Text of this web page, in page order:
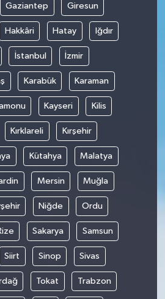
Gaziantep Giresun
Hakkâri Hatay Iğdır
İstanbul İzmir
Karabük Karaman
Kayseri Kilis
Kırklareli Kırşehir
Kütahya Malatya
Mersin Muğla
Niğde Ordu
Sakarya Samsun
Siirt Sinop Sivas
Tokat Trabzon